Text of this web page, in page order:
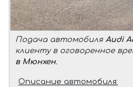
Подача автомобиля Audi
клиенту в оговоренное
в Мюнхен.
Описание автомобиля: